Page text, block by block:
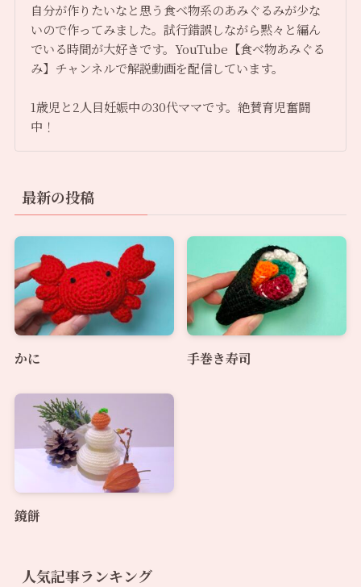
自分が作りたいなと思う食べ物系のあみぐるみが少な
いので作ってみました。試行錯誤しながら黙々と編ん
でいる時間が大好きです。YouTube【食べ物あみぐる
み】チャンネルで解説動画を配信しています。
1歳児と2人目妊娠中の30代ママです。絶賛育児奮闘
中！
最新の投稿
かに 手巻き寿司
鏡餅
人気記事ランキング